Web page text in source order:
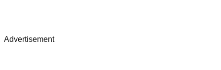
Advertisement